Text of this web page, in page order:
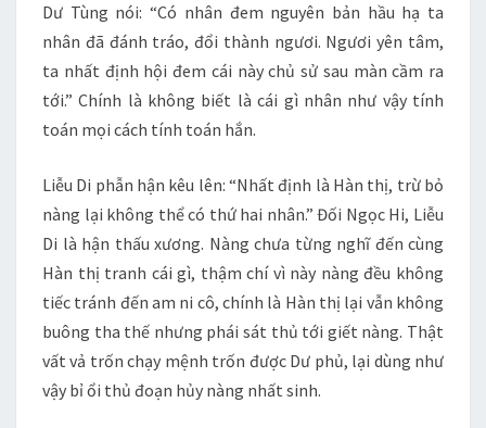
Dư Tùng nói: “Có nhân đem nguyên bản hầu hạ ta
nhân đã đánh tráo, đổi thành ngươi. Ngươi yên tâm,
ta nhất định hội đem cái này chủ sử sau màn cầm ra
tới.” Chính là không biết là cái gì nhân như vậy tính
toán mọi cách tính toán hắn.
Liễu Di phẫn hận kêu lên: “Nhất định là Hàn thị, trừ bỏ
nàng lại không thể có thứ hai nhân.” Đối Ngọc Hi, Liễu
Di là hận thấu xương. Nàng chưa từng nghĩ đến cùng
Hàn thị tranh cái gì, thậm chí vì này nàng đều không
tiếc tránh đến am ni cô, chính là Hàn thị lại vẫn không
buông tha thế nhưng phái sát thủ tới giết nàng. Thật
vất vả trốn chạy mệnh trốn được Dư phủ, lại dùng như
vậy bỉ ổi thủ đoạn hủy nàng nhất sinh.